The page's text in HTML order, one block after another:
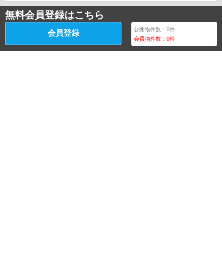
無料会員登録はこちら
会員登録 公開物件数：0件
会員物件数：0件